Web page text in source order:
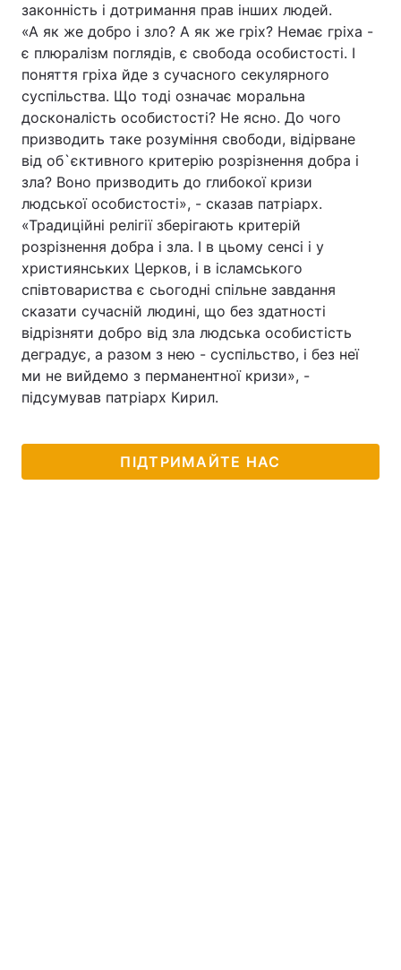
Цікавинки Погода
Екологія Регіони
Лонгріди
Відео з Youtube Статті
Інтерв'ю
Архів Вакансії
Контакти
Послуги
законність і дотримання прав інших людей.
«А як же добро і зло? А як же гріх? Немає гріха -
є плюралізм поглядів, є свобода особистості. І
поняття гріха йде з сучасного секулярного
суспільства. Що тоді означає моральна
досконалість особистості? Не ясно. До чого
призводить таке розуміння свободи, відірване
від об`єктивного критерію розрізнення добра і
зла? Воно призводить до глибокої кризи
людської особистості», - сказав патріарх.
«Традиційні релігії зберігають критерій
розрізнення добра і зла. І в цьому сенсі і у
християнських Церков, і в ісламського
співтовариства є сьогодні спільне завдання
сказати сучасній людині, що без здатності
відрізняти добро від зла людська особистість
деградує, а разом з нею - суспільство, і без неї
ми не вийдемо з перманентної кризи», -
підсумував патріарх Кирил.
ПІДТРИМАЙТЕ НАС